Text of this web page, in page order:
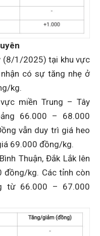
(8/1/2025) tại khu vực
có sự tăng nhẹ ở
kg.
miền Trung – Tây
66.000 – 68.000
vẫn duy trì giá heo
69.000 đồng/kg.
Thuận, Đắk Lắk lên
đồng/kg. Các tỉnh còn
từ 66.000 – 67.000